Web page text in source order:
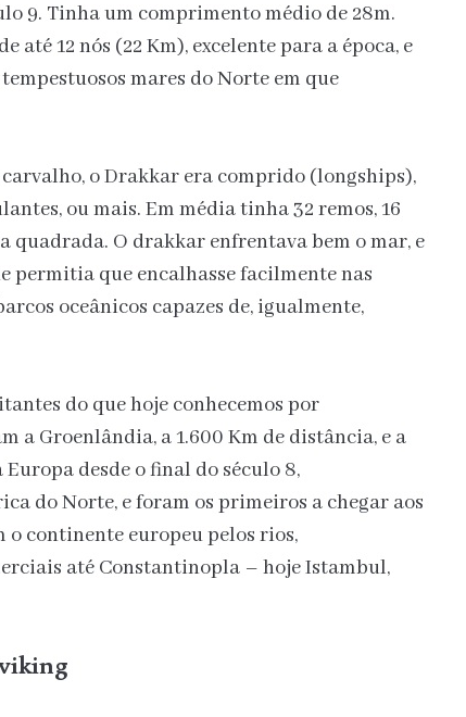
9. Tinha um comprimento médio de 28m.
até 12 nós (22 Km), excelente para a época, e
mares do Norte em que
o Drakkar era comprido (longships),
ou mais. Em média tinha 32 remos, 16
quadrada. O drakkar enfrentava bem o mar, e
permitia que encalhasse facilmente nas
oceânicos capazes de, igualmente,
do que hoje conhecemos por
a Groenlândia, a 1.600 Km de distância, e a
desde o final do século 8,
do Norte, e foram os primeiros a chegar aos
o continente europeu pelos rios,
até Constantinopla – hoje Istambul,